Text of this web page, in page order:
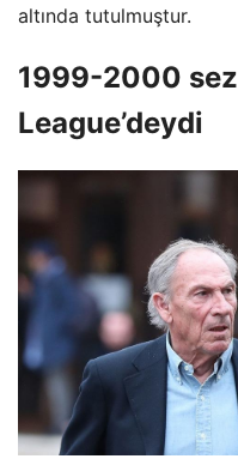
altında tutulmuştur.
1999-2000
League’deydi